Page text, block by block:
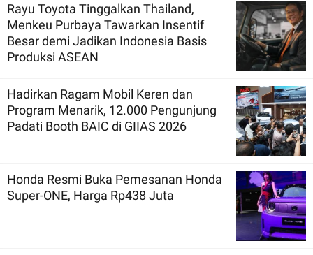
Rayu Toyota Tinggalkan Thailand,
Menkeu Purbaya Tawarkan Insentif
Besar demi Jadikan Indonesia Basis
Produksi ASEAN
Hadirkan Ragam Mobil Keren dan
Program Menarik, 12.000 Pengunjung
Padati Booth BAIC di GIIAS 2026
Honda Resmi Buka Pemesanan Honda
Super-ONE, Harga Rp438 Juta